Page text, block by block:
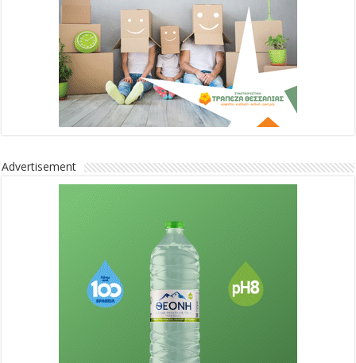
Advertisement